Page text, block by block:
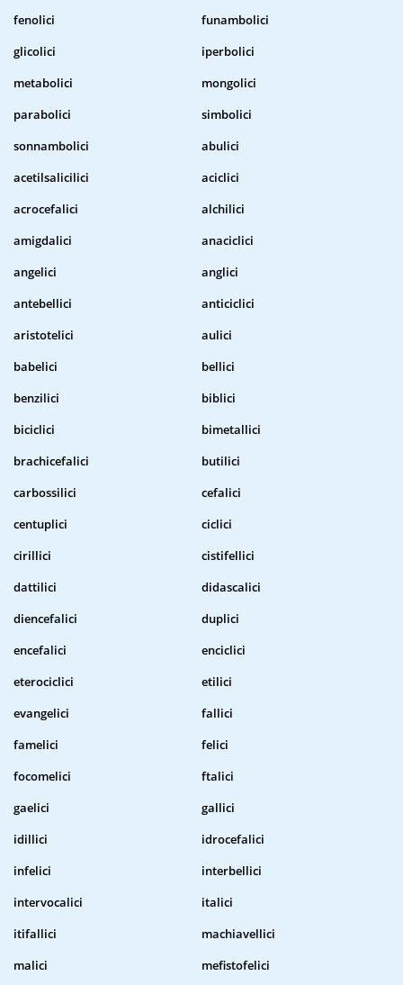
fenolici
funambolici
glicolici
iperbolici
metabolici
mongolici
parabolici
simbolici
sonnambolici
abulici
acetilsalicilici
aciclici
acrocefalici
alchilici
amigdalici
anaciclici
angelici
anglici
antebellici
anticiclici
aristotelici
aulici
babelici
bellici
benzilici
biblici
biciclici
bimetallici
brachicefalici
butilici
carbossilici
cefalici
centuplici
ciclici
cirillici
cistifellici
dattilici
didascalici
diencefalici
duplici
encefalici
enciclici
eterociclici
etilici
evangelici
fallici
famelici
felici
focomelici
ftalici
gaelici
gallici
idillici
idrocefalici
infelici
interbellici
intervocalici
italici
itifallici
machiavellici
malici
mefistofelici